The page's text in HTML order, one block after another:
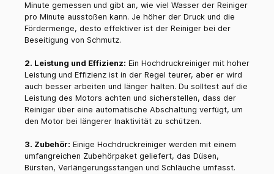
Minute gemessen und gibt an, wie viel Wasser der Reiniger
pro Minute ausstoßen kann. Je höher der Druck und die
Fördermenge, desto effektiver ist der Reiniger bei der
Beseitigung von Schmutz.
2. Leistung und Effizienz: Ein Hochdruckreiniger mit hoher
Leistung und Effizienz ist in der Regel teurer, aber er wird
auch besser arbeiten und länger halten. Du solltest auf die
Leistung des Motors achten und sicherstellen, dass der
Reiniger über eine automatische Abschaltung verfügt, um
den Motor bei längerer Inaktivität zu schützen.
3. Zubehör: Einige Hochdruckreiniger werden mit einem
umfangreichen Zubehörpaket geliefert, das Düsen,
Bürsten, Verlängerungsstangen und Schläuche umfasst.